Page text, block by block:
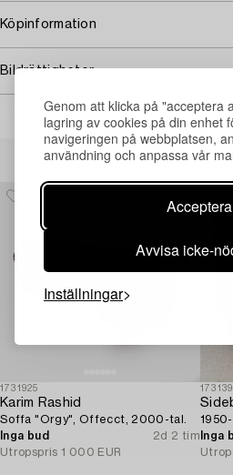
Genom att klicka på "acceptera
lagring av cookies på din enhet
navigeringen på webbplatsen,
användning och anpassa vår
Avvisa icke-
Inställningar
Köpinformation
Bildrättigheter
Andra har
1731925
Karim Rashid
Soffa "Orgy", Offecct, 2000-tal.
Inga bud
2d 2 tim
Utropspris 1 000 EUR
1950-
Inga